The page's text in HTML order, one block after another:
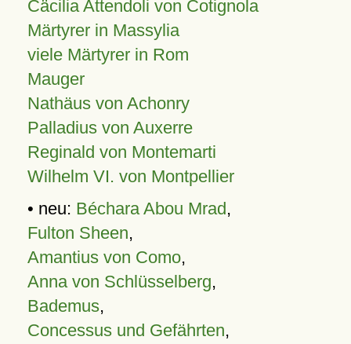
Cäcilia Attendoli von Cotignola
Märtyrer in Massylia
viele Märtyrer in Rom
Mauger
Nathäus von Achonry
Palladius von Auxerre
Reginald von Montemarti
Wilhelm VI. von Montpellier
• neu: Béchara Abou Mrad,
Fulton Sheen,
Amantius von Como,
Anna von Schlüsselberg,
Bademus,
Concessus und Gefährten,